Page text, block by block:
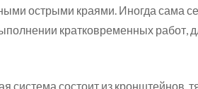
острыми краями. Иногда сама
кратковременных работ,
состоит из кронштейнов,